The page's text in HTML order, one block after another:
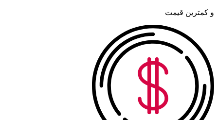
و کمترین قیمت